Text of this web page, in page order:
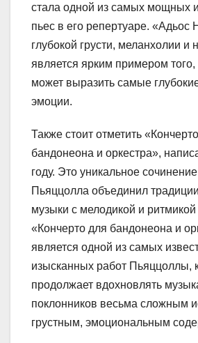
стала одной из самых мощных
пьес в его репертуаре. «Адьос
глубокой грусти, меланхолии и
является ярким примером того,
может выразить самые
эмоции.
Также стоит отметить
бандонеона и оркестра»,
году. Это уникальное
Пьяццолла объединил
музыки с мелодикой и ритмикой
«Кончерто для бандонеона и
является одной из самых
изысканных работ Пьяццоллы,
продолжает вдохновлять
поклонников весьма сложным
грустным, эмоциональным